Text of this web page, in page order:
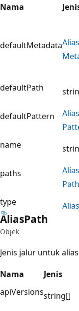
Nama
defaultMetadataAlias
defaultPath
defaultPattern
Alias
name
paths
Alias
Path
type Alias
AliasPath
Objek
Jenis jalur untuk
Nama
Jenis
apiVersionsstring[]